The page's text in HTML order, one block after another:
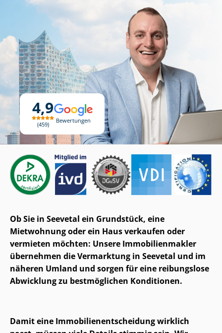
4,9
459
Bewertungen
Ob Sie in Seevetal ein Grundstück, eine
Mietwohnung oder ein Haus verkaufen oder
vermieten möchten: Unsere Im­mo­bi­li­en­mak­ler
übernehmen die Vermarktung in Seevetal und im
näheren Umland und sorgen für eine reibungslose
Abwicklung zu bestmöglichen Konditionen.
Damit eine Im­mo­bi­li­en­ent­schei­dung wirklich